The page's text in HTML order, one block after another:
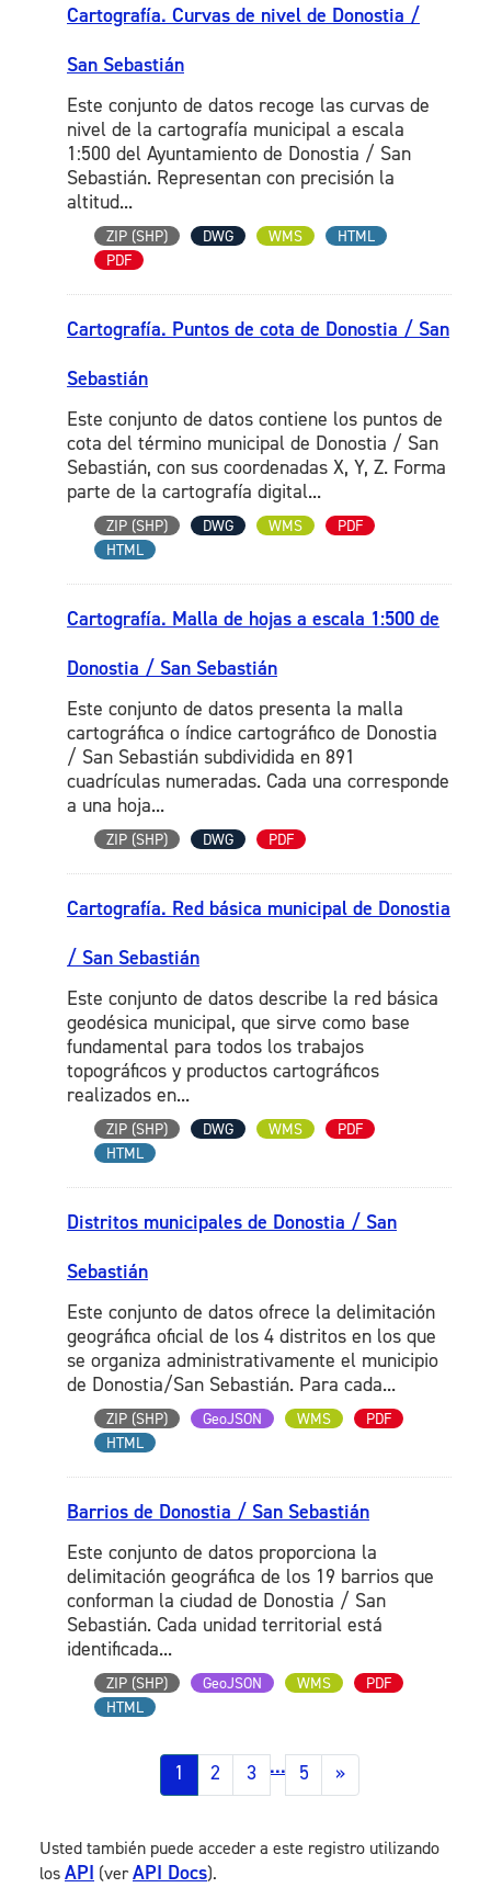
Cartografía. Curvas de nivel de Donostia /
San Sebastián
Este conjunto de datos recoge las curvas de
nivel de la cartografía municipal a escala
1:500 del Ayuntamiento de Donostia / San
Sebastián. Representan con precisión la
altitud...
ZIP (SHP) DWG WMS
HTML
PDF
Cartografía. Puntos de cota de Donostia / San
Sebastián
Este conjunto de datos contiene los puntos de
cota del término municipal de Donostia / San
Sebastián, con sus coordenadas X, Y, Z. Forma
parte de la cartografía digital...
ZIP (SHP) DWG WMS
PDF
HTML
Cartografía. Malla de hojas a escala 1:500 de
Donostia / San Sebastián
Este conjunto de datos presenta la malla
cartográfica o índice cartográfico de Donostia
/ San Sebastián subdividida en 891
cuadrículas numeradas. Cada una corresponde
a una hoja...
ZIP (SHP) DWG PDF
Cartografía. Red básica municipal de Donostia
/ San Sebastián
Este conjunto de datos describe la red básica
geodésica municipal, que sirve como base
fundamental para todos los trabajos
topográficos y productos cartográficos
realizados en...
ZIP (SHP) DWG WMS
PDF
HTML
Distritos municipales de Donostia / San
Sebastián
Este conjunto de datos ofrece la delimitación
geográfica oficial de los 4 distritos en los que
se organiza administrativamente el municipio
de Donostia/San Sebastián. Para cada...
ZIP (SHP) GeoJSON WMS
PDF
HTML
Barrios de Donostia / San Sebastián
Este conjunto de datos proporciona la
delimitación geográfica de los 19 barrios que
conforman la ciudad de Donostia / San
Sebastián. Cada unidad territorial está
identificada...
ZIP (SHP) GeoJSON WMS
PDF
HTML
1 2 3 ... 5 »
Usted también puede acceder a este registro utilizando
los API (verAPI Docs).